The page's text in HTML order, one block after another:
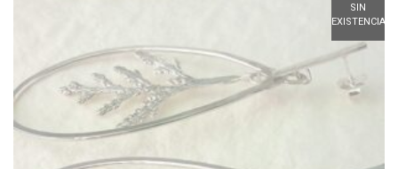
SIN
EXISTENCIAS